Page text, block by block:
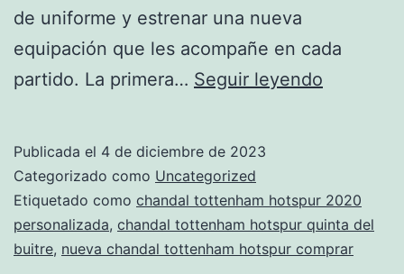
de uniforme y estrenar una nueva
equipación que les acompañe en cada
partido. La primera… Seguir leyendo
para
la
proxima
Publicada el 4 de diciembre de 2023
Categorizado como Uncategorized
Etiquetado como chandal tottenham hotspur 2020
personalizada, chandal tottenham hotspur quinta del
buitre, nueva chandal tottenham hotspur comprar